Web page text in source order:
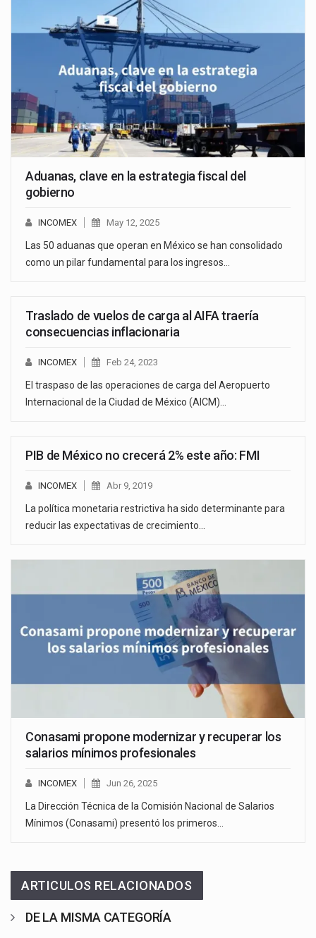
Aduanas, clave en la estrategia fiscal del
gobierno
INCOMEX May 12, 2025
Las 50 aduanas que operan en México se han consolidado
como un pilar fundamental para los ingresos…
Traslado de vuelos de carga al AIFA traería
consecuencias inflacionaria
INCOMEX Feb 24, 2023
El traspaso de las operaciones de carga del Aeropuerto
Internacional de la Ciudad de México (AICM)…
PIB de México no crecerá 2% este año: FMI
INCOMEX Abr 9, 2019
La política monetaria restrictiva ha sido determinante para
reducir las expectativas de crecimiento…
Conasami propone modernizar y recuperar los
salarios mínimos profesionales
INCOMEX Jun 26, 2025
La Dirección Técnica de la Comisión Nacional de Salarios
Mínimos (Conasami) presentó los primeros…
ARTICULOS RELACIONADOS
DE LA MISMA CATEGORÍA